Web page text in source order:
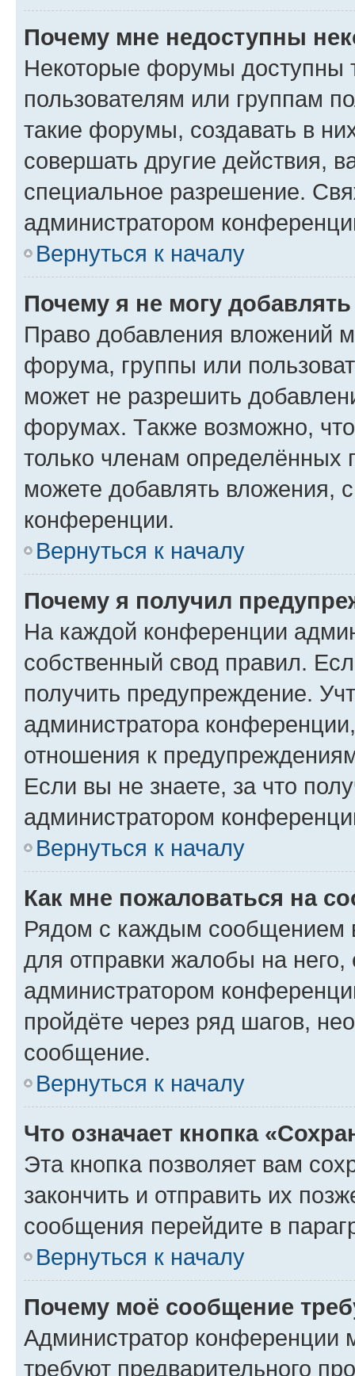
Почему мне недоступны
Некоторые форумы доступны
пользователям или группам
такие форумы, создавать в
совершать другие действия,
специальное разрешение.
администратором
Вернуться к началу
Почему я не могу
Право добавления вложений
форума, группы или
может не разрешить
форумах. Также возможно,
только членам определённых
можете добавлять вложения,
конференции.
Вернуться к началу
Почему я получил
На каждой конференции
собственный свод правил.
получить предупреждение.
администратора
отношения к
Если вы не знаете, за что
администратором
Вернуться к началу
Как мне пожаловаться на
Рядом с каждым сообщением
для отправки жалобы на
администратором
пройдёте через ряд шагов,
сообщение.
Вернуться к началу
Что означает кнопка
Эта кнопка позволяет вам
закончить и отправить их
сообщения перейдите в
Вернуться к началу
Почему моё сообщение
Администратор конференции
требуют предварительного